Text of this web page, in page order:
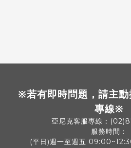
※若有即時問題，請主
專線※
亞尼克客服專線：
服務時間：
(平日)週一至週五